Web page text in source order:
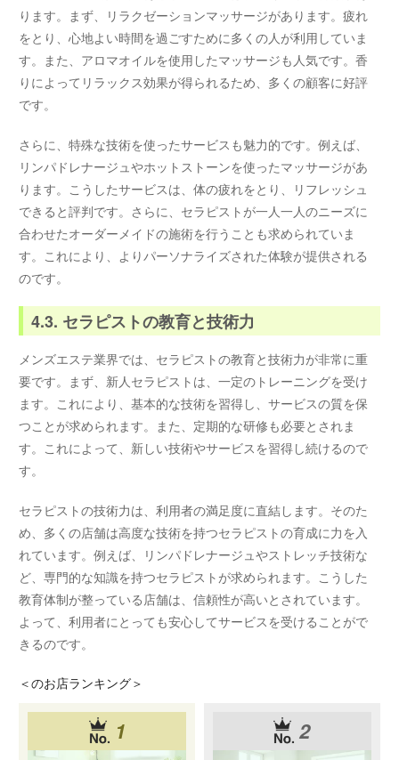
ります。まず、リラクゼーションマッサージがあります。疲れ
をとり、心地よい時間を過ごすために多くの人が利用していま
す。また、アロマオイルを使用したマッサージも人気です。香
りによってリラックス効果が得られるため、多くの顧客に好評
です。
さらに、特殊な技術を使ったサービスも魅力的です。例えば、
リンパドレナージュやホットストーンを使ったマッサージがあ
ります。こうしたサービスは、体の疲れをとり、リフレッシュ
できると評判です。さらに、セラピストが一人一人のニーズに
合わせたオーダーメイドの施術を行うことも求められていま
す。これにより、よりパーソナライズされた体験が提供される
のです。
4.3. セラピストの教育と技術力
メンズエステ業界では、セラピストの教育と技術力が非常に重
要です。まず、新人セラピストは、一定のトレーニングを受け
ます。これにより、基本的な技術を習得し、サービスの質を保
つことが求められます。また、定期的な研修も必要とされま
す。これによって、新しい技術やサービスを習得し続けるので
す。
セラピストの技術力は、利用者の満足度に直結します。そのた
め、多くの店舗は高度な技術を持つセラピストの育成に力を入
れています。例えば、リンパドレナージュやストレッチ技術な
ど、専門的な知識を持つセラピストが求められます。こうした
教育体制が整っている店舗は、信頼性が高いとされています。
よって、利用者にとっても安心してサービスを受けることがで
きるのです。
＜のお店ランキング＞
1 2